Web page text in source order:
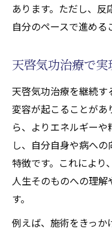
あります。ただし、
自分のペースで進める
天啓気功治療で
天啓気功治療を継続す
変容が起こることがあ
ら、よりエネルギー
し、自分自身や病へ
特徴です。これにより
人生そのものへの理
す。
例えば、施術をきっか